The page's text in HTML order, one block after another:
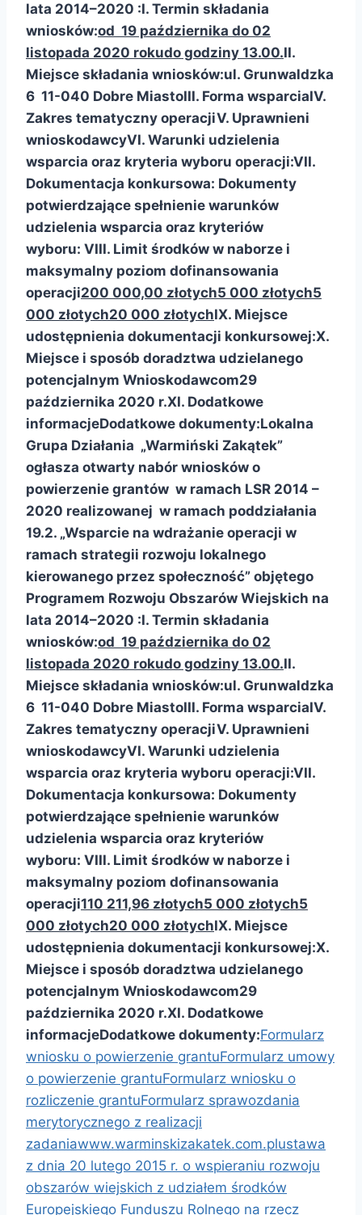
lata 2014–2020 :I. Termin składania
wniosków:od 19 października do 02
listopada 2020 rokudo godziny 13.00.II.
Miejsce składania wniosków:ul. Grunwaldzka
6 11-040 Dobre MiastoIII. Forma wsparciaIV.
Zakres tematyczny operacjiV. Uprawnieni
wnioskodawcyVI. Warunki udzielenia
wsparcia oraz kryteria wyboru operacji:VII.
Dokumentacja konkursowa: Dokumenty
potwierdzające spełnienie warunków
udzielenia wsparcia oraz kryteriów
wyboru: VIII. Limit środków w naborze i
maksymalny poziom dofinansowania
operacji200 000,00 złotych5 000 złotych5
000 złotych20 000 złotychIX. Miejsce
udostępnienia dokumentacji konkursowej:X.
Miejsce i sposób doradztwa udzielanego
potencjalnym Wnioskodawcom29
października 2020 r.XI. Dodatkowe
informacjeDodatkowe dokumenty:Lokalna
Grupa Działania „Warmiński Zakątek”
ogłasza otwarty nabór wniosków o
powierzenie grantów w ramach LSR 2014 –
2020 realizowanej w ramach poddziałania
19.2. „Wsparcie na wdrażanie operacji w
ramach strategii rozwoju lokalnego
kierowanego przez społeczność” objętego
Programem Rozwoju Obszarów Wiejskich na
lata 2014–2020 :I. Termin składania
wniosków:od 19 października do 02
listopada 2020 rokudo godziny 13.00.II.
Miejsce składania wniosków:ul. Grunwaldzka
6 11-040 Dobre MiastoIII. Forma wsparciaIV.
Zakres tematyczny operacjiV. Uprawnieni
wnioskodawcyVI. Warunki udzielenia
wsparcia oraz kryteria wyboru operacji:VII.
Dokumentacja konkursowa: Dokumenty
potwierdzające spełnienie warunków
udzielenia wsparcia oraz kryteriów
wyboru: VIII. Limit środków w naborze i
maksymalny poziom dofinansowania
operacji110 211,96 złotych5 000 złotych5
000 złotych20 000 złotychIX. Miejsce
udostępnienia dokumentacji konkursowej:X.
Miejsce i sposób doradztwa udzielanego
potencjalnym Wnioskodawcom29
października 2020 r.XI. Dodatkowe
informacjeDodatkowe dokumenty:Formularz
wniosku o powierzenie grantuFormularz umowy
o powierzenie grantuFormularz wniosku o
rozliczenie grantuFormularz sprawozdania
merytorycznego z realizacji
zadaniawww.warminskizakatek.com.plustawa
z dnia 20 lutego 2015 r. o wspieraniu rozwoju
obszarów wiejskich z udziałem środków
Europejskiego Funduszu Rolnego na rzecz